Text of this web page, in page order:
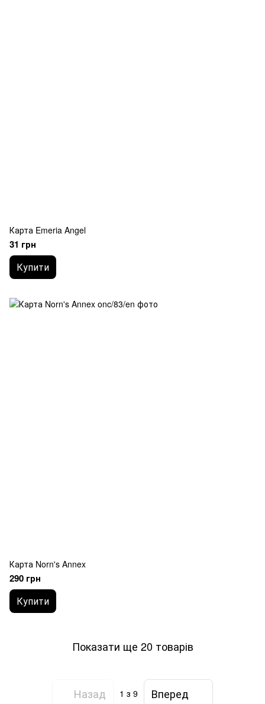
Карта Emeria Angel
31 грн
Купити
Карта Norn's Annex
290 грн
Купити
Показати ще 20 товарів
Назад 1 з 9 Вперед